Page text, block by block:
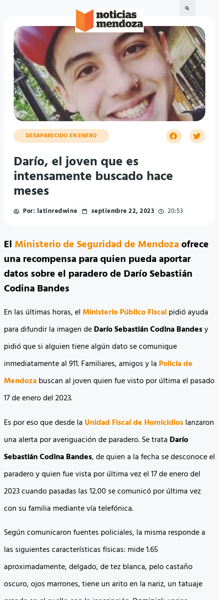
DESAPARECIDO EN ENERO
Darío, el joven que es
intensamente buscado hace
meses
Por: latinredwine septiembre 22, 2023 20:53
El Ministerio de Seguridad de Mendozaofrece
una recompensa para quien pueda aportar
datos sobre el paradero de Darío Sebastián
Codina Bandes
En las últimas horas, elMinisterio Público Fiscalpidió ayuda
para difundir la imagen deDarío Sebastián Codina Bandesy
pidió que si alguien tiene algún dato se comunique
inmediatamente al 911. Familiares, amigos y la Policía de
Mendozabuscan al joven quien fue visto por última el pasado
17 de enero del 2023.
Es por eso que desde la Unidad Fiscal de Homicidioslanzaron
una alerta por averiguación de paradero. Se trata Darío
Sebastián Codina Bandes, de quien a la fecha se desconoce el
paradero y quien fue vista por última vez el 17 de enero del
2023 cuando pasadas las 12.00 se comunicó por última vez
con su familia mediante vía telefónica.
Según comunicaron fuentes policiales, la misma responde a
las siguientes características físicas: mide 1.65
aproximadamente, delgado, de tez blanca, pelo castaño
oscuro, ojos marrones, tiene un arito en la nariz, un tatuaje